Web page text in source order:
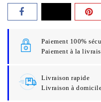
Paiement 100%
Paiement à la
Livraison rapide
Livraison à